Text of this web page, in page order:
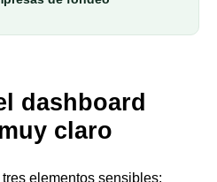
dashboard
claro
elementos sensibles: